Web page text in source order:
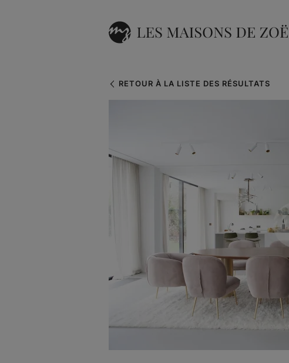
RETOUR À LA LISTE DES RÉSULTATS